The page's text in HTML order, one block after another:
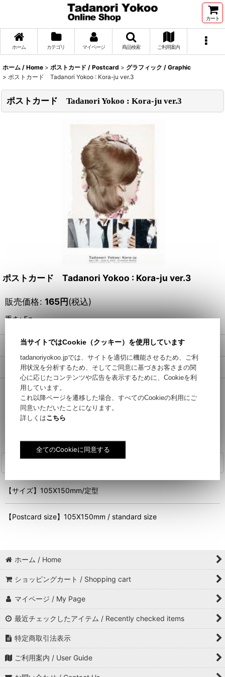
カート
ホーム カテゴリ マイページ 商品検索 ご利用案内
ホーム / Home > ポストカード / Postcard > グラフィック / Graphic
> ポストカード Tadanori Yokoo : Kora-ju ver.3
ポストカード Tadanori Yokoo : Kora-ju ver.3
ポストカード Tadanori Yokoo : Kora-ju ver.3
販売価格: 165円(税込)
重さ:5g
:
返品特約に関する重要事項
カートに入れる / Add to Cart
【サイズ】105X150mm/定型
【Postcard size】105X150mm / standard size
ホーム / Home
ショッピングカート / Shopping cart
マイページ / My Page
最近チェックしたアイテム / Recently checked items
特定商取引法表示
ご利用案内 / User Guide
当サイトではCookie（クッキー）を使用しています
tadanoriyokoo.jpでは、サイトを適切に機能させるため、ご利
用状況を分析するため、そしてご同意に基づきお客さまの関
心に応じたコンテンツや広告を表示するために、Cookieを利
用しています。
これ以降ページを遷移した場合、すべてのCookieの利用にご
同意いただいたことになります。
詳しくはこちら